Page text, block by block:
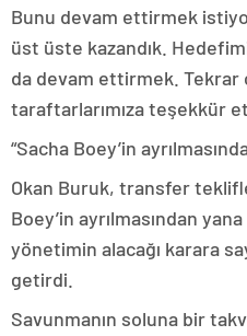
Bunu devam ettirmek
üst üste kazandık.
da devam ettirmek. Tekrar
taraftarlarımıza teşekkür
“Sacha Boey’in
Okan Buruk, transfer
Boey’in ayrılmasından
yönetimin alacağı karara
getirdi.
Savunmanın soluna bir